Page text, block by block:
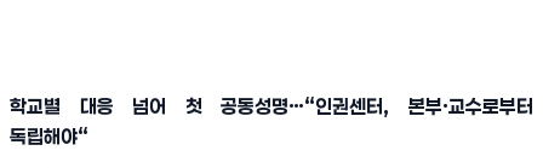
학교별 대응 넘어 첫 공동성명…“인권센터 ,본부·교수로부터
독립해야“